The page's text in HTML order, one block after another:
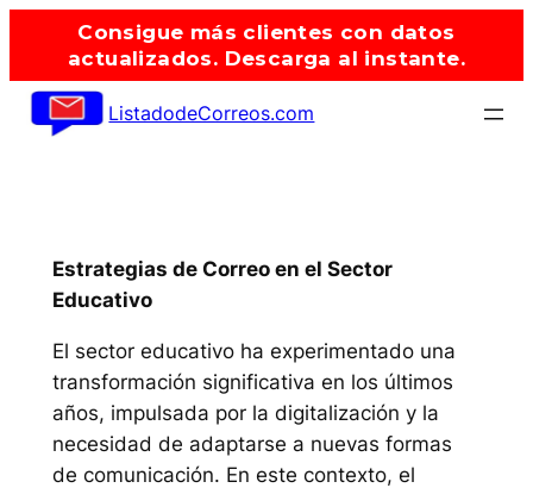
contenido
Consigue más clientes con datos
actualizados. Descarga al instante.
ListadodeCorreos.com
Estrategias de Correo en el Sector
Educativo
El sector educativo ha experimentado una
transformación significativa en los últimos
años, impulsada por la digitalización y la
necesidad de adaptarse a nuevas formas
de comunicación. En este contexto, el